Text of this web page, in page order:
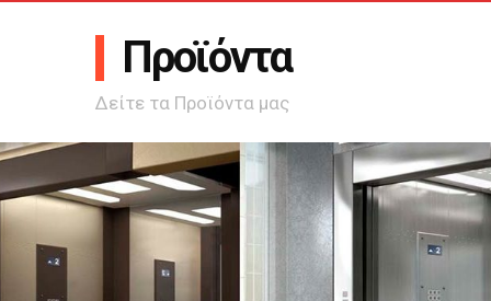
Προϊόντα
Δείτε τα Προϊόντα μας